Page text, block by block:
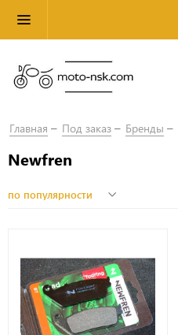
Главная Под заказ Бренды
Newfren